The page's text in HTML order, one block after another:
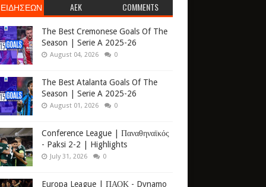
AEK COMMENTS
The Best Cremonese Goals Of The
Season | Serie A 2025-26
August 04, 2026 0
The Best Atalanta Goals Of The
Season | Serie A 2025-26
August 01, 2026 0
Conference League | Παναθηναϊκός
- Paksi 2-2 | Highlights
July 31, 2026 0
Europa League | ΠΑΟΚ - Dynamo